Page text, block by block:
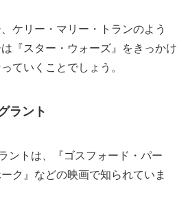
ケリー・マリー・トランのよう
『スター・ウォーズ』をきっかけ
ていくことでしょう。
ラント
ントは、『ゴスフォード・パー
ク』などの映画で知られていま